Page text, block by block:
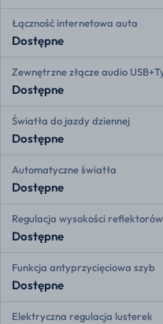
Łączność internetowa auta
Dostępne
Zewnętrzne złącze audio
Dostępne
Światła do jazdy dziennej
Dostępne
Automatyczne światła
Dostępne
Regulacja wysokości reflektorów
Dostępne
Funkcja antyprzycięciowa szyb
Dostępne
Elektryczna regulacja lusterek